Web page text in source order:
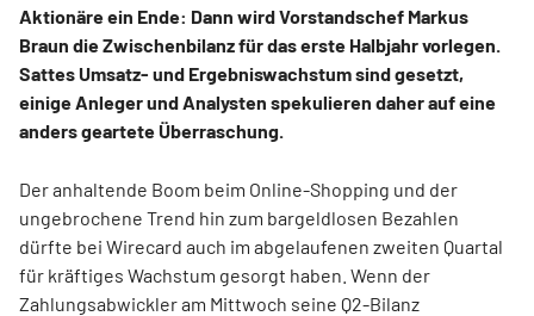
Aktionäre ein Ende: Dann wird Vorstandschef Markus
Braun die Zwischenbilanz für das erste Halbjahr vorlegen.
Sattes Umsatz- und Ergebniswachstum sind gesetzt,
einige Anleger und Analysten spekulieren daher auf eine
anders geartete Überraschung.
Der anhaltende Boom beim Online-Shopping und der
ungebrochene Trend hin zum bargeldlosen Bezahlen
dürfte bei Wirecard auch im abgelaufenen zweiten Quartal
für kräftiges Wachstum gesorgt haben. Wenn der
Zahlungsabwickler am Mittwoch seine Q2-Bilanz